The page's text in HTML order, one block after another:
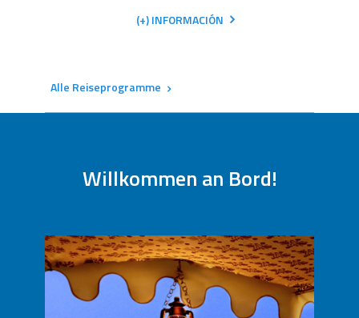
(+) INFORMACIÓN
Alle Reiseprogramme
Kontaktieren Sie uns um diese
Willkommen an Bord!